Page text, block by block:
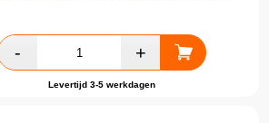
Levertijd 3-5 werkdagen